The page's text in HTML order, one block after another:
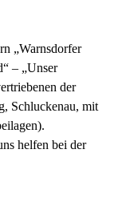
„Warnsdorfer
– „Unser
der
Schluckenau, mit
helfen bei der